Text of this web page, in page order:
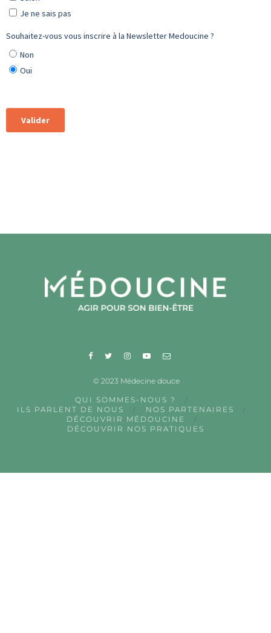
© 2023 Médecine douce
QUI SOMMES-NOUS ?
ILS PARLENT DE NOUS
NOS PARTENAIRES
DÉCOUVRIR MÉDOUCINE
DÉCOUVRIR NOS PRATIQUES